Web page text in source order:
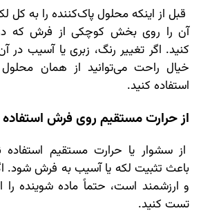
قبل از اینکه محلول پاک‌کننده را به کل
آن را روی بخش کوچکی از فرش که
کنید. اگر تغییر رنگ، زبری یا آسیب در
خیال راحت می‌توانید از همان محلول
استفاده کنید.
از حرارت مستقیم روی فرش استفاده
از سشوار یا حرارت مستقیم استفاده
باعث تثبیت لکه یا آسیب به فرش شود.
و ارزشمند است، حتماً ماده شوینده
تست کنید.